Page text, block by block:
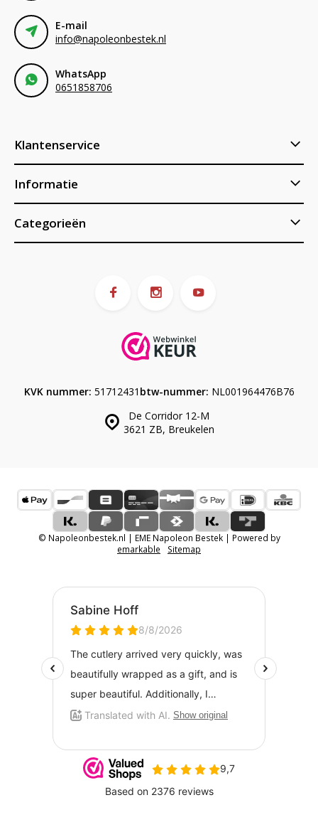
E-mail
info@napoleonbestek.nl
WhatsApp
0651858706
Klantenservice
Informatie
Categorieën
De Corridor 12-M
3621 ZB, Breukelen
KVK nummer: 51712431 btw-nummer: NL001964476B76
© Napoleonbestek.nl | EME Napoleon Bestek | Powered by
emarkable
Sitemap